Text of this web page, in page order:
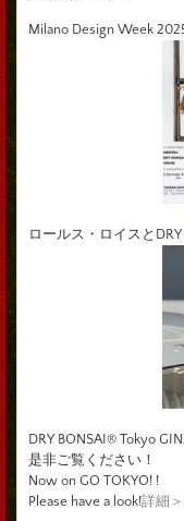
Milano Design Week
ロールス・ロイスと
DRY BONSAI® Tokyo
是非ご覧ください！
Now on GO TOKYO! !
Please have a look!詳細